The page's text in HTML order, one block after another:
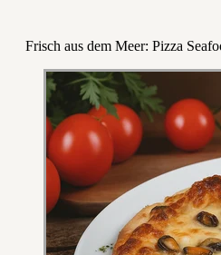
Frisch aus dem Meer: Pizza